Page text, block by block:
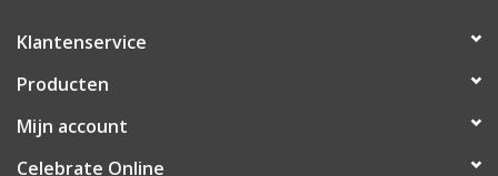
Klantenservice
Producten
Mijn account
Celebrate Online